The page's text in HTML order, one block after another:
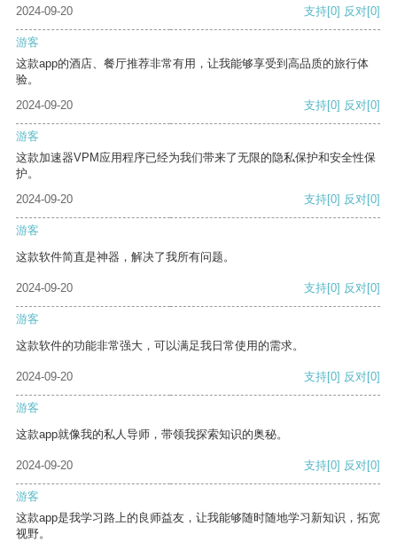
2024-09-20
支持[0] 反对[0]
游客
这款app的酒店、餐厅推荐非常有用，让我能够享受到高品质的旅行体
验。
2024-09-20
支持[0] 反对[0]
游客
这款加速器VPM应用程序已经为我们带来了无限的隐私保护和安全性保
护。
2024-09-20
支持[0] 反对[0]
游客
这款软件简直是神器，解决了我所有问题。
2024-09-20 支持[0] 反对[0]
游客
这款软件的功能非常强大，可以满足我日常使用的需求。
2024-09-20 支持[0] 反对[0]
游客
这款app就像我的私人导师，带领我探索知识的奥秘。
2024-09-20 支持[0] 反对[0]
游客
这款app是我学习路上的良师益友，让我能够随时随地学习新知识，拓宽
视野。